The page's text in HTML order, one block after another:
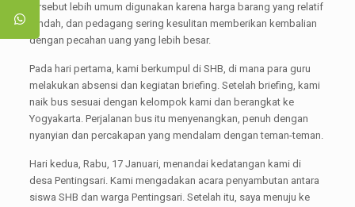
tersebut lebih umum digunakan karena harga barang yang relatif
rendah, dan pedagang sering kesulitan memberikan kembalian
dengan pecahan uang yang lebih besar.
Pada hari pertama, kami berkumpul di SHB, di mana para guru
melakukan absensi dan kegiatan briefing. Setelah briefing, kami
naik bus sesuai dengan kelompok kami dan berangkat ke
Yogyakarta. Perjalanan bus itu menyenangkan, penuh dengan
nyanyian dan percakapan yang mendalam dengan teman-teman.
Hari kedua, Rabu, 17 Januari, menandai kedatangan kami di
desa Pentingsari. Kami mengadakan acara penyambutan antara
siswa SHB dan warga Pentingsari. Setelah itu, saya menuju ke